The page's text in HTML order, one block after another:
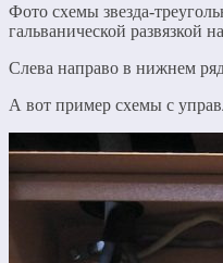
Фото схемы звезда-
гальванической развязкой
Слева направо в нижнем
А вот пример схемы с